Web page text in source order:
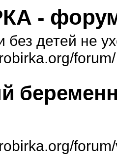
- форум
без детей не
forum/